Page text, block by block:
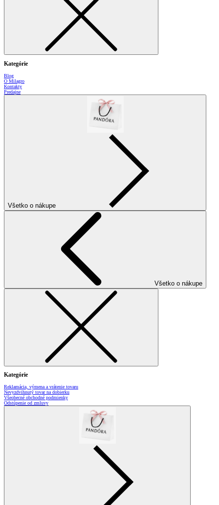
Kategórie
Blog
O Milagro
Kontakty
Predajne
Všetko o nákupe
Všetko o nákupe
Kategórie
Reklamácia, výmena a vrátenie tovaru
Nevyzdvihnutý tovar na dobierku
Všeobecné obchodné podmienky
Odstúpenie od zmluvy